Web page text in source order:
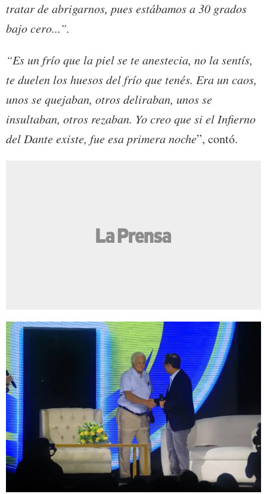
tratar de abrigarnos, pues estábamos a 30 grados
bajo cero...”.
“Es un frío que la piel se te anestecia, no la sentís,
te duelen los huesos del frío que tenés. Era un caos,
unos se quejaban, otros deliraban, unos se
insultaban, otros rezaban. Yo creo que si el Infierno
del Dante existe, fue esa primera noche”, contó.